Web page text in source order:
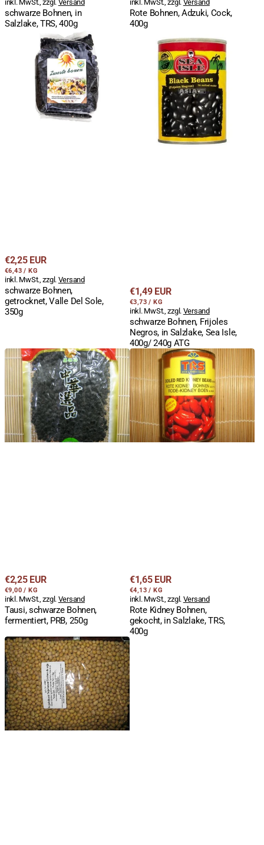
inkl. MwSt., zzgl. Versand
schwarze Bohnen, in
Salzlake, TRS, 400g
inkl. MwSt., zzgl. Versand
Rote Bohnen, Adzuki, Cock,
400g
getrocknet,
Regulärer
Preis
€2,25 EUR
STÜCKPREIS
€6,43 / PRO
KG
inkl. MwSt., zzgl. Versand
schwarze Bohnen,
getrocknet, Valle Del Sole,
350g
Bohnen,
Regulärer
Preis
€1,49 EUR
STÜCKPREIS
€3,73 / PRO
KG
inkl. MwSt., zzgl. Versand
schwarze Bohnen, Frijoles
Negros, in Salzlake, Sea Isle,
400g/ 240g ATG
Tausi,
schwarze
Bohnen,
fermentiert,
PRB,
250g
Regulärer
Preis
€2,25 EUR
STÜCKPREIS
€9,00 / PRO
KG
inkl. MwSt., zzgl. Versand
Tausi, schwarze Bohnen,
fermentiert, PRB, 250g
Rote
Bohnen,
gekocht,
in
Salzlake,
TRS,
400g
Regulärer
Preis
€1,65 EUR
STÜCKPREIS
€4,13 / PRO
KG
inkl. MwSt., zzgl. Versand
Rote Kidney Bohnen,
gekocht, in Salzlake, TRS,
400g
Sojabohnen,
getrocknet,
ganz,
1kg